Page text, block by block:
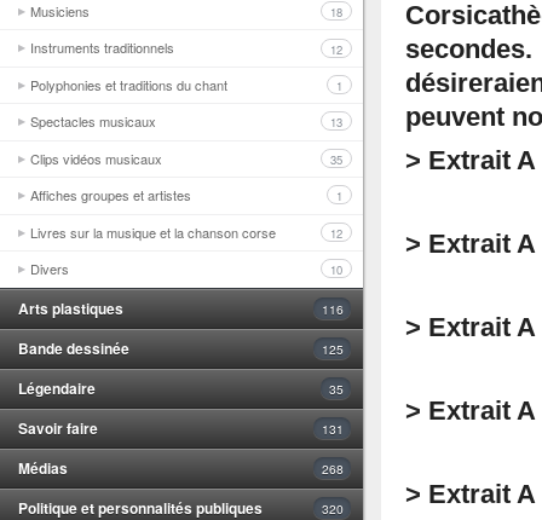
Musiciens 18
Instruments traditionnels 12
Polyphonies et traditions du chant 1
Spectacles musicaux 13
Clips vidéos musicaux 35
Affiches groupes et artistes 1
Livres sur la musique et la chanson corse 12
Divers 10
Arts plastiques 116
Bande dessinée 125
Légendaire 35
Savoir faire 131
Médias 268
Politique et personnalités publiques 320
peuvent
> Extrait
> Extrait
> Extrait
> Extrait
> Extrait